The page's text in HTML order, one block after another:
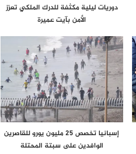
دوريات ليلية مكثفة للدرك الملكي تعزز
الأمن بآيت عميرة
إسبانيا تخصص 25 مليون يورو للقاصرين
الوافدين على سبتة المحتلة